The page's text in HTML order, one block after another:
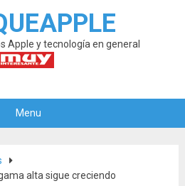
Apple y tecnología en general
Menu
alta sigue creciendo